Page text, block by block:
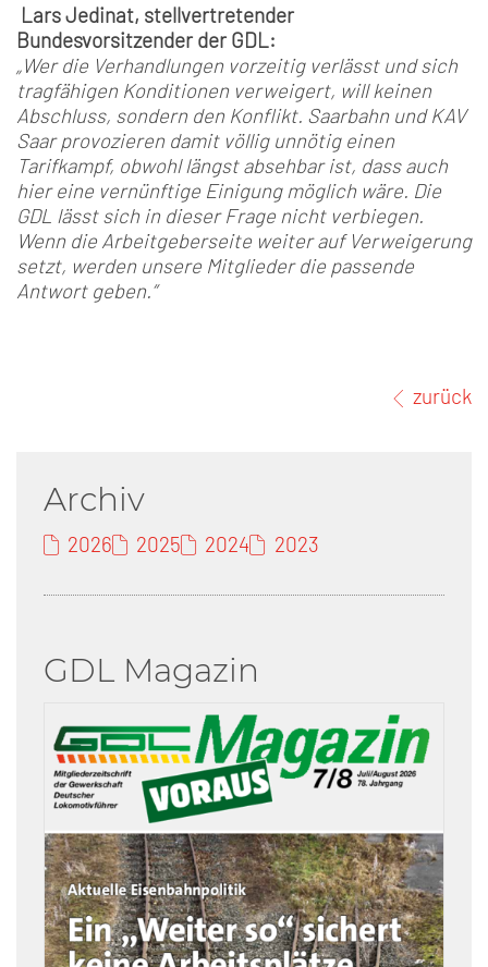
Lars Jedinat, stellvertretender
Bundesvorsitzender der GDL:
„Wer die Verhandlungen vorzeitig verlässt und sich
tragfähigen Konditionen verweigert, will keinen
Abschluss, sondern den Konflikt. Saarbahn und KAV
Saar provozieren damit völlig unnötig einen
Tarifkampf, obwohl längst absehbar ist, dass auch
hier eine vernünftige Einigung möglich wäre. Die
GDL lässt sich in dieser Frage nicht verbiegen.
Wenn die Arbeitgeberseite weiter auf Verweigerung
setzt, werden unsere Mitglieder die passende
Antwort geben.“
zurück
Archiv
2026 2025 2024 2023
GDL Magazin